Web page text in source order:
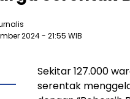
2024- 21:55 WIB
Sekitar 127.000
serentak